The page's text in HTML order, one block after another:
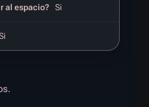
al espacio? Si